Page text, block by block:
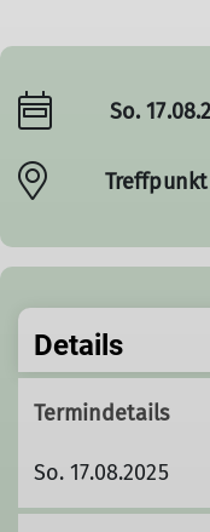
So.
Details
Termindetails
So. 17.08.2025